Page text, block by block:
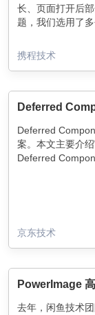
长、页面打开后
题，我们选用了
文章。
续受到挑战，为
理，监控三方面
文将介绍我们在
案。
携程技术
Deferred
案。本文主要介
Deferred
京东技术
PowerImage
去年，闲鱼技术